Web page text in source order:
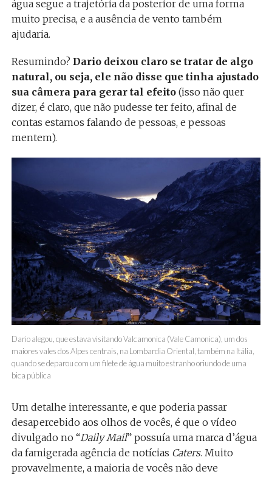
água segue a trajetória da posterior de uma forma
muito precisa, e a ausência de vento também
ajudaria.
Resumindo? Dario deixou claro se tratar de algo
natural, ou seja, ele não disse que tinha ajustado
sua câmera para gerar tal efeito (isso não quer
dizer, é claro, que não pudesse ter feito, afinal de
contas estamos falando de pessoas, e pessoas
mentem).
Dario alegou, que estava visitando Valcamonica (Vale Camonica), um dos
maiores vales dos Alpes centrais, na Lombardia Oriental, também na Itália,
quando se deparou com um filete de água muito estranho oriundo de uma
bica pública
Um detalhe interessante, e que poderia passar
desapercebido aos olhos de vocês, é que o vídeo
divulgado no “Daily Mail” possuía uma marca d’água
da famigerada agência de notícias Caters. Muito
provavelmente, a maioria de vocês não deve